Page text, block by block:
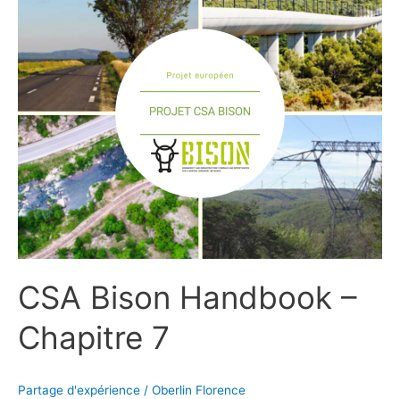
CSA Bison Handbook –
Chapitre 7
Partage d'expérience / Oberlin Florence
Chapitre
7